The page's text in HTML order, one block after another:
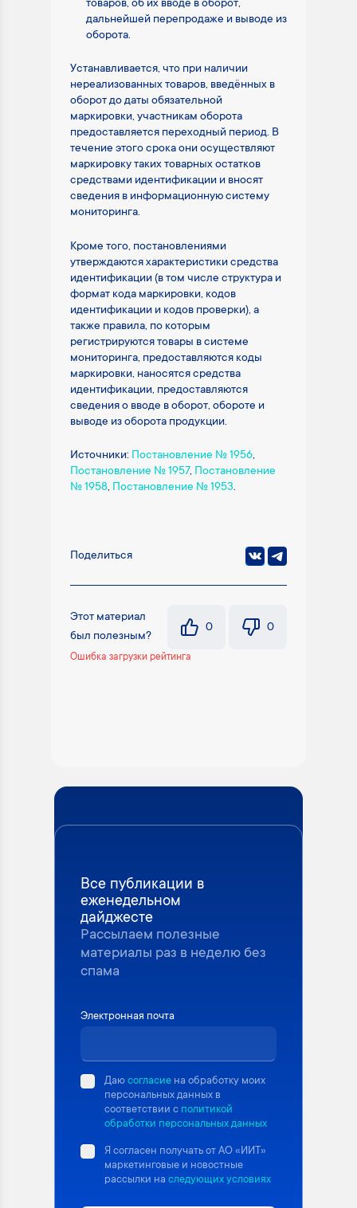
товаров, об их вводе в оборот,
дальнейшей перепродаже и выводе из
оборота.
Устанавливается, что при наличии
нереализованных товаров, введённых в
оборот до даты обязательной
маркировки, участникам оборота
предоставляется переходный период. В
течение этого срока они осуществляют
маркировку таких товарных остатков
средствами идентификации и вносят
сведения в информационную систему
мониторинга.
Кроме того, постановлениями
утверждаются характеристики средства
идентификации (в том числе структура и
формат кода маркировки, кодов
идентификации и кодов проверки), а
также правила, по которым
регистрируются товары в системе
мониторинга, предоставляются коды
маркировки, наносятся средства
идентификации, предоставляются
сведения о вводе в оборот, обороте и
выводе из оборота продукции.
Источники: Постановление № 1956,
Постановление № 1957, Постановление
№ 1958, Постановление № 1953.
Поделиться
Этот материал
был полезным?
0 0
Ошибка загрузки рейтинга
Все публикации в
еженедельном
дайджесте
Рассылаем полезные
материалы раз в неделю без
спама
Электронная почта
Даюсогласие на обработку моих
персональных данных в
соответствии с политикой
обработки персональных данных
Я согласен получать от АО «ИИТ»
маркетинговые и новостные
рассылки на следующих условиях